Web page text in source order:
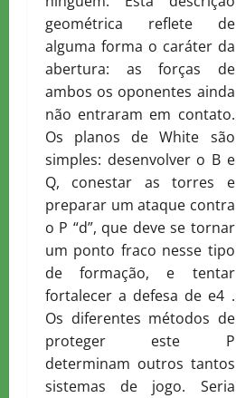
geométrica reflete de
alguma forma o caráter da
abertura: as forças de
ambos os oponentes ainda
não entraram em contato.
Os planos de White são
simples: desenvolver o B e
Q, conestar as torres e
preparar um ataque contra
o P “d”, que deve se tornar
um ponto fraco nesse tipo
de formação, e tentar
fortalecer a defesa de e4 .
Os diferentes métodos de
proteger este P
determinam outros tantos
sistemas de jogo. Seria